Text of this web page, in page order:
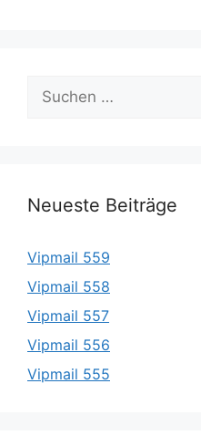
Suche
nach:
Neueste Beiträge
Vipmail 559
Vipmail 558
Vipmail 557
Vipmail 556
Vipmail 555